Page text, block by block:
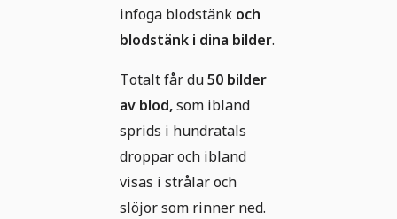
infoga blodstänk och
blodstänk i dina bilder.
Totalt får du50 bilder
av blod,som ibland
sprids i hundratals
droppar och ibland
visas i strålar och
slöjor som rinner ned.